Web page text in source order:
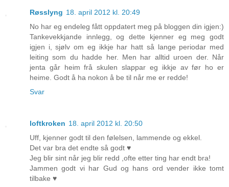
Røsslyng 18. april 2012 kl. 20:49
No har eg endeleg fått oppdatert meg på bloggen din igjen:)
Tankevekkjande innlegg, og dette kjenner eg meg godt
igjen i, sjølv om eg ikkje har hatt så lange periodar med
leiting som du hadde her. Men har alltid uroen der. Når
jenta går heim frå skulen slappar eg ikkje av før ho er
heime. Godt å ha nokon å be til når me er redde!
Svar
loftkroken 18. april 2012 kl. 20:50
Uff, kjenner godt til den følelsen, lammende og ekkel.
Det var bra det endte så godt ♥
Jeg blir sint når jeg blir redd ,ofte etter ting har endt bra!
Jammen godt vi har Gud og hans ord vender ikke tomt
tilbake ♥